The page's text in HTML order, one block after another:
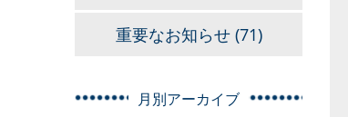
重要なお知らせ(71)
月別アーカイブ